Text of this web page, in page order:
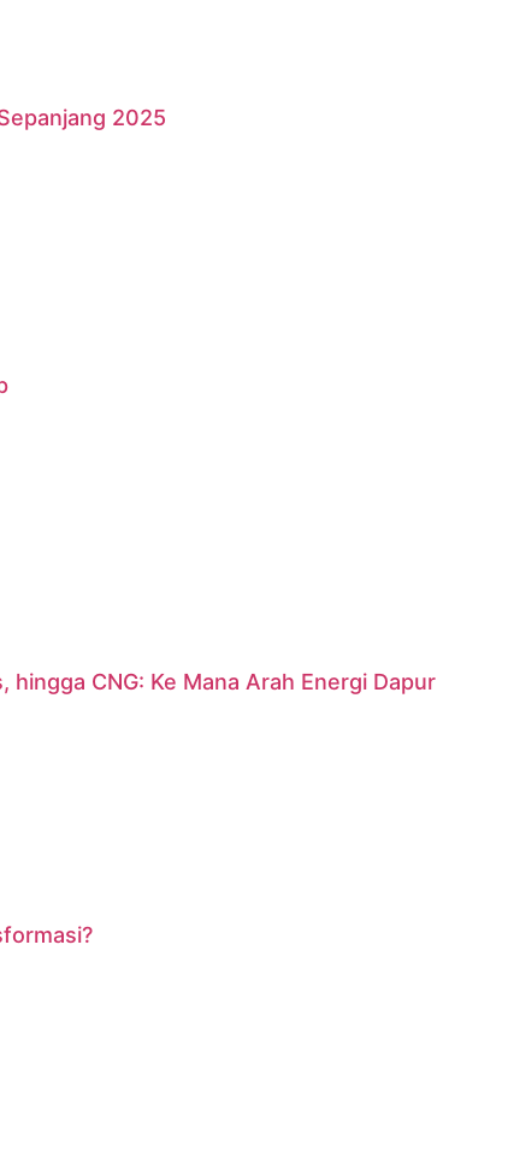
2025
CNG: Ke Mana Arah Energi Dapur